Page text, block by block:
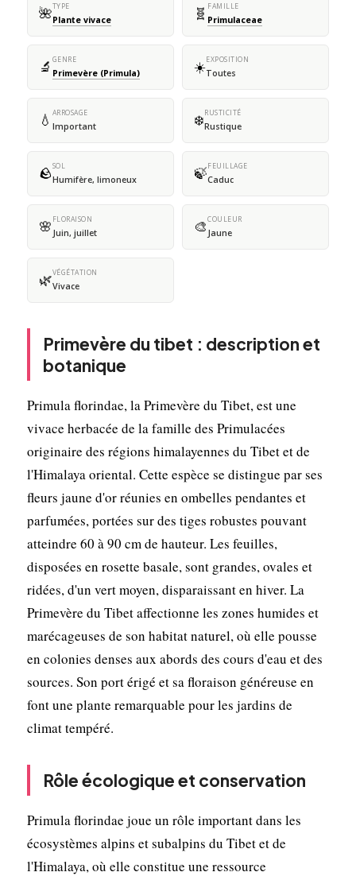
🌺TYPE
Plante vivace 🧬 FAMILLE
Primulaceae
🔬 GENRE
Primevère (Primula) ☀️EXPOSITION
Toutes
💧 ARROSAGE
Important ❄️RUSTICITÉ
Rustique
🪨SOL
Humifère, limoneux 🍃FEUILLAGE
Caduc
🌸 FLORAISON
Juin, juillet 🎨COULEUR
Jaune
🌿VÉGÉTATION
Vivace
Primevère du tibet : description et
botanique
Primula florindae, la Primevère du Tibet, est une
vivace herbacée de la famille des Primulacées
originaire des régions himalayennes du Tibet et de
l'Himalaya oriental. Cette espèce se distingue par ses
fleurs jaune d'or réunies en ombelles pendantes et
parfumées, portées sur des tiges robustes pouvant
atteindre 60 à 90 cm de hauteur. Les feuilles,
disposées en rosette basale, sont grandes, ovales et
ridées, d'un vert moyen, disparaissant en hiver. La
Primevère du Tibet affectionne les zones humides et
marécageuses de son habitat naturel, où elle pousse
en colonies denses aux abords des cours d'eau et des
sources. Son port érigé et sa floraison généreuse en
font une plante remarquable pour les jardins de
climat tempéré.
Rôle écologique et conservation
Primula florindae joue un rôle important dans les
écosystèmes alpins et subalpins du Tibet et de
l'Himalaya, où elle constitue une ressource